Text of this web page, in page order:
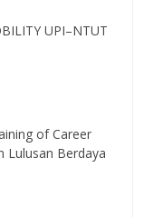
UPI–NTUT
of Career
Lulusan Berdaya